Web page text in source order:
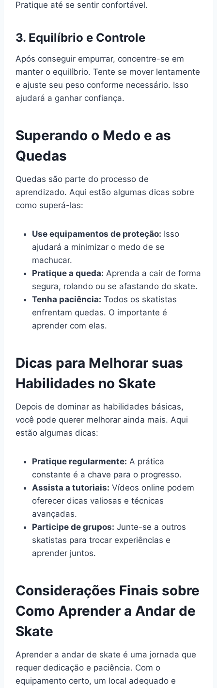
Pratique até se sentir confortável.
3. Equilíbrio e Controle
Após conseguir empurrar, concentre-se em
manter o equilíbrio. Tente se mover lentamente
e ajuste seu peso conforme necessário. Isso
ajudará a ganhar confiança.
Superando o Medo e as
Quedas
Quedas são parte do processo de
aprendizado. Aqui estão algumas dicas sobre
como superá-las:
Use equipamentos de proteção: Isso
ajudará a minimizar o medo de se
machucar.
Pratique a queda: Aprenda a cair de forma
segura, rolando ou se afastando do skate.
Tenha paciência: Todos os skatistas
enfrentam quedas. O importante é
aprender com elas.
Dicas para Melhorar suas
Habilidades no Skate
Depois de dominar as habilidades básicas,
você pode querer melhorar ainda mais. Aqui
estão algumas dicas:
Pratique regularmente: A prática
constante é a chave para o progresso.
Assista a tutoriais: Vídeos online podem
oferecer dicas valiosas e técnicas
avançadas.
Participe de grupos: Junte-se a outros
skatistas para trocar experiências e
aprender juntos.
Considerações Finais sobre
Como Aprender a Andar de
Skate
Aprender a andar de skate é uma jornada que
requer dedicação e paciência. Com o
equipamento certo, um local adequado e